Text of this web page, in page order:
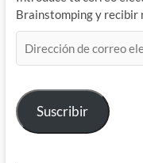
Brainstomping y recibir
de
electrónico
Suscribir